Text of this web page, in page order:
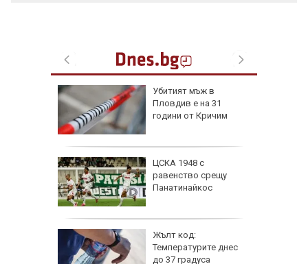
Убитият мъж в
Пловдив е на 31
години от Кричим
ЦСКА 1948 с
равенство срещу
Панатинайкос
Жълт код:
Температурите днес
до 37 градуса